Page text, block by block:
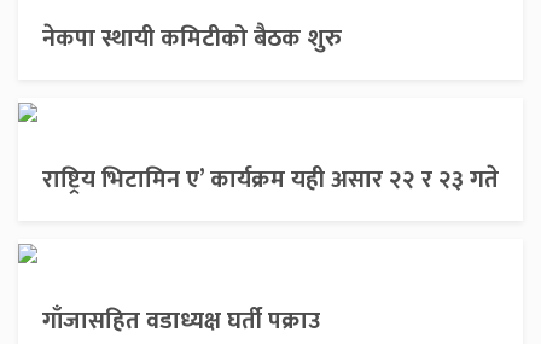
नेकपा स्थायी कमिटीको बैठक शुरु
राष्ट्रिय भिटामिन ए’ कार्यक्रम यही असार २२ र २३ गते
गाँजासहित वडाध्यक्ष घर्ती पक्राउ